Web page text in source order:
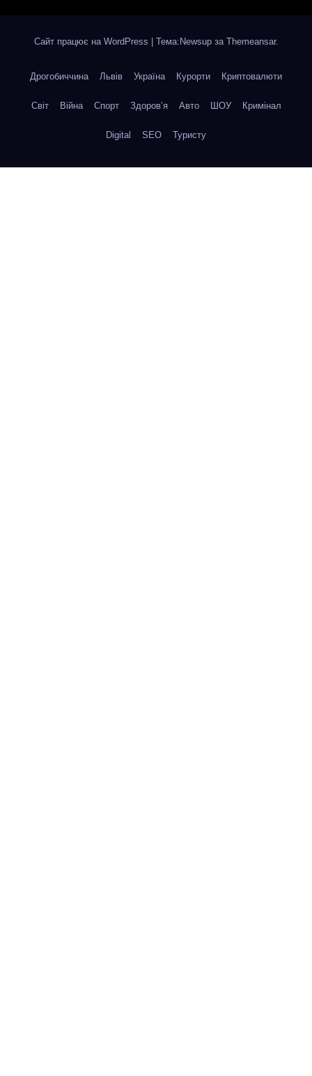
Сайт працює на WordPress Тема:Newsup за Themeansar.
Дрогобиччина Львів Україна Курорти Криптовалюти
Світ Війна Спорт Здоров’я Авто ШОУ Кримінал
Digital SEO Туристу